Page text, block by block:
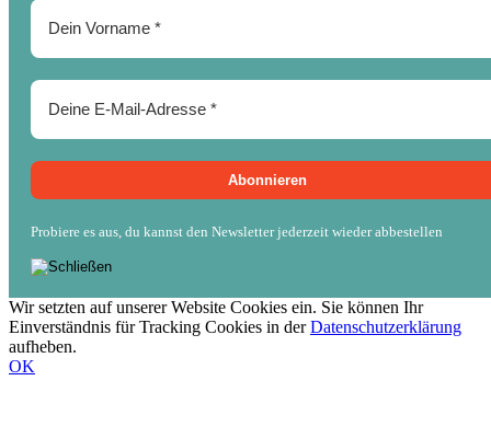
Probiere es aus, du kannst den Newsletter jederzeit wieder abbestellen
Wir setzten auf unserer Website Cookies ein. Sie können Ihr
Einverständnis für Tracking Cookies in derDatenschutzerklärung
aufheben.
OK